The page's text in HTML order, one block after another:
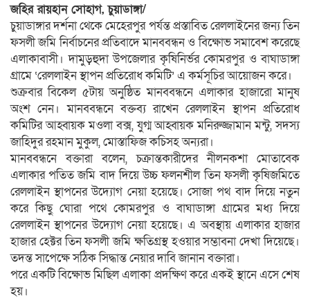
জহির রায়হান সোহাগ, চুয়াডাঙ্গা/
চুয়াডাঙ্গার দর্শনা থেকে মেহেরপুর পর্যন্ত প্রস্তাবিত রেললাইনের জন্য তিন
ফসলী জমি নির্বাচনের প্রতিবাদে মানববন্ধন ও বিক্ষোভ সমাবেশ করেছে
এলাকাবাসী। দামুড়হুদা উপজেলার কৃষিনির্ভর কোমরপুর ও বাঘাডাঙ্গা
গ্রামে ‘রেললাইন স্থাপন প্রতিরোধ কমিটি’ এ কর্মসূচির আয়োজন করে।
শুক্রবার বিকেল ৫টায় অনুষ্ঠিত মানববন্ধনে এলাকার হাজারো মানুষ
অংশ নেন। মানববন্ধনে বক্তব্য রাখেন রেললাইন স্থাপন প্রতিরোধ
কমিটির আহ্বায়ক মওলা বক্স, যুগ্ম আহ্বায়ক মনিরুজ্জামান মন্টু, সদস্য
জাহিদুর রহমান মুকুল, মোস্তাফিজ কচিসহ অন্যরা।
মানববন্ধনে বক্তারা বলেন, চক্রান্তকারীদের নীলনকশা মোতাবেক
এলাকার পতিত জমি বাদ দিয়ে উচ্চ ফলনশীল তিন ফসলী কৃষিজমিতে
রেললাইন স্থাপনের উদ্যোগ নেয়া হয়েছে। সোজা পথ বাদ দিয়ে নতুন
করে কিছু ঘোরা পথে কোমরপুর ও বাঘাডাঙ্গা গ্রামের মধ্য দিয়ে
রেললাইন স্থাপনের উদ্যোগ নেয়া হয়েছে। এ অবস্থায় এলাকার হাজার
হাজার হেক্টর তিন ফসলী জমি ক্ষতিগ্রস্থ হওয়ার সম্ভাবনা দেখা দিয়েছে।
তদন্ত সাপেক্ষে সঠিক সিদ্ধান্ত নেয়ার দাবি জানান বক্তারা।
পরে একটি বিক্ষোভ মিছিল এলাকা প্রদক্ষিণ করে একই স্থানে এসে শেষ
হয়।